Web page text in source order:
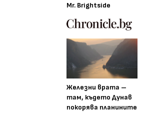
Mr. Brightside
Железни врата –
там, където Дунав
покорява планините